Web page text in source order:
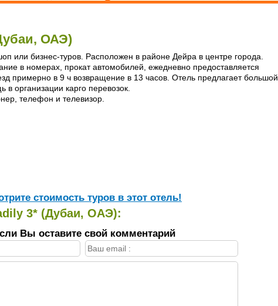
ОАЭ)
или бизнес-туров. Расположен в районе Дейра в центре города.
в номерах, прокат автомобилей, ежедневно предоставляется
примерно в 9 ч возвращение в 13 часов. Отель предлагает большой
организации карго перевозок.
телефон и телевизор.
стоимость туров в этот отель!
3* (Дубаи, ОАЭ):
Вы оставите свой комментарий